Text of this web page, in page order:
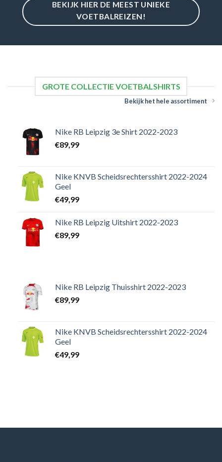
BEKIJK HIER DE MEEST UNIEKE
VOETBALREIZEN!
GROTE COLLECTIE VOETBALSHIRTS
Bekijk het hele assortiment
Nike RB Leipzig 3e Shirt 2022-2023
€89,99
Nike KNVB Scheidsrechtersshirt 2022-2024
Geel
€49,99
Nike RB Leipzig Uitshirt 2022-2023
€89,99
Nike RB Leipzig Thuisshirt 2022-2023
€89,99
Nike KNVB Scheidsrechtersshirt 2022-2024
Geel
€49,99